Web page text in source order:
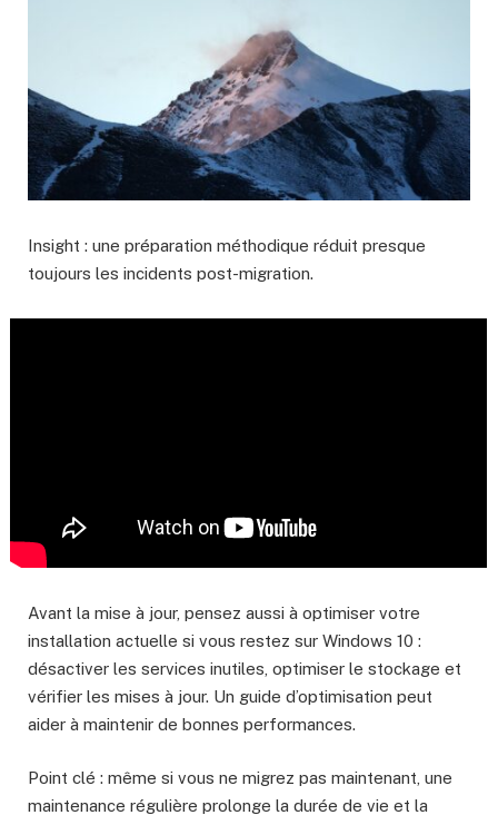
Insight : une préparation méthodique réduit presque
toujours les incidents post-migration.
Avant la mise à jour, pensez aussi à optimiser votre
installation actuelle si vous restez sur Windows 10 :
désactiver les services inutiles, optimiser le stockage et
vérifier les mises à jour. Un guide d’optimisation peut
aider à maintenir de bonnes performances.
Point clé : même si vous ne migrez pas maintenant, une
maintenance régulière prolonge la durée de vie et la